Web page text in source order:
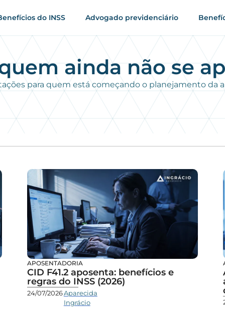
do INSS Advogado previdenciário
ainda não se
para quem está começando o planejamento da
APOSENTADORIA
CID F41.2 aposenta: benefícios e
regras do INSS (2026)
24/07/2026Aparecida
Ingrácio